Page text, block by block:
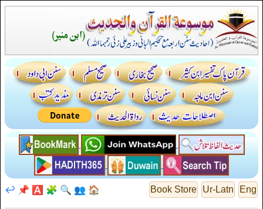
Eng
Ur-Latn
Book Store
🏠
👥
🔍
🧩
🅰️
📌
↩️